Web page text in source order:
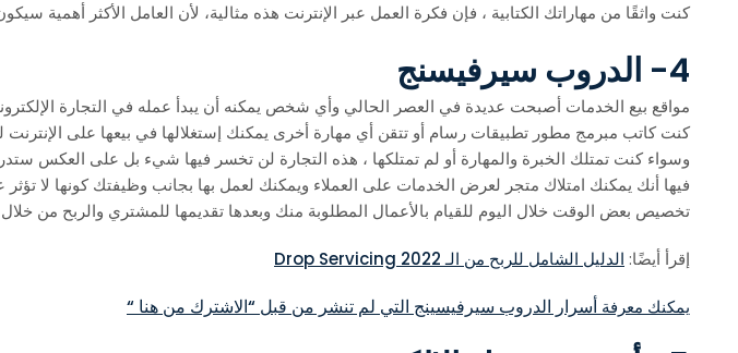
كنت واثقًا من مهاراتك الكتابية ، فإن فكرة العمل عبر الإنترنت هذه مثالية، لأن العامل الأكثر أهمية
4- الدروب سيرفيسنج
مواقع بيع الخدمات أصبحت عديدة في العصر الحالي وأي شخص يمكنه أن يبدأ عمله في التجارة
كنت كاتب مبرمج مطور تطبيقات رسام أو تتقن أي مهارة أخرى يمكنك إستغلالها في بيعها على الإنترنت
وسواء كنت تمتلك الخبرة والمهارة أو لم تمتلكها ، هذه التجارة لن تخسر فيها شيء بل على العكس ستدر
فيها أنك يمكنك امتلاك متجر لعرض الخدمات على العملاء ويمكنك لعمل بها بجانب وظيفتك كونها لا تؤثر
تخصيص بعض الوقت خلال اليوم للقيام بالأعمال المطلوبة منك وبعدها تقديمها للمشتري والربح من خلال
إقرأ أيضًا: الدليل الشامل للربح من الـ Drop Servicing 2022
يمكنك معرفة أسرار الدروب سيرفيسينج التي لم تنشر من قبل “الاشترك من هنا “